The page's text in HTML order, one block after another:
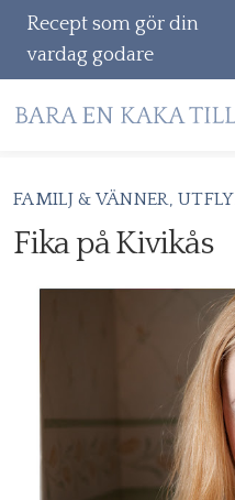
Recept som gör din
vardag godare
Gå
till
innehåll
OM
FAMILJ & VÄNNER
Fika på Kivikås